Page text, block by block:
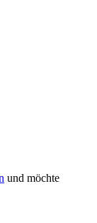
und möchte